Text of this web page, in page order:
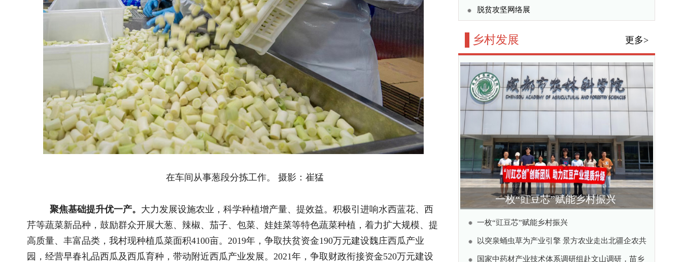
在车间从事葱段分拣工作。 摄影：崔猛
聚焦基础提升优一产。大力发展设施农业，科学种植增产量、提效益。积极引进响水西蓝花、西
芹等蔬菜新品种，鼓励群众开展大葱、辣椒、茄子、包菜、娃娃菜等特色蔬菜种植，着力扩大规模、提
高质量、丰富品类，我村现种植瓜菜面积4100亩。2019年，争取扶贫资金190万元建设魏庄西瓜产业
园，经营早春礼品西瓜及西瓜育种，带动附近西瓜产业发展。2021年，争取财政衔接资金520万元建设
西瓜种植产业园，占地一百余亩。今年8月，龙泉寺村西甜瓜产业园项目获得宿州市“强村富民‘宿’创精
品”好项目二等奖。
一枚“豇豆芯”赋能乡村振兴
一枚“豇豆芯”赋能乡村振兴
以突泉蛹虫草为产业引擎 景方农业走出北疆企农共
富新路径
国家中药材产业技术体系调研组赴文山调研，苗乡
三七助力中医药传承创新发展
湖南农业大学专家服务团深入大湘西为特色产业“把
脉开方”
乡村建设 更多>
云南永平：古道名村美
食，同兴互“养”
乡村建设中的琼州巧思
云南永平：古道名村美食，同兴互“养”
内蒙古巴林右旗：打造“小花园、小果园、小菜